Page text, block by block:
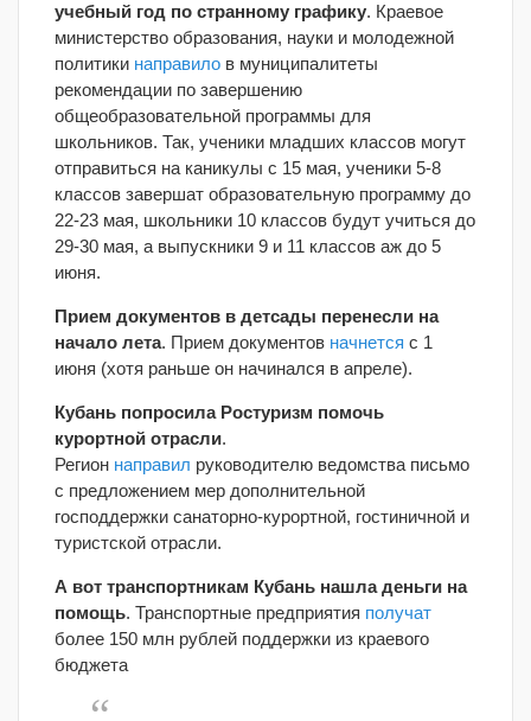
учебный год по странному графику. Краевое
министерство образования, науки и молодежной
политики направило в муниципалитеты
рекомендации по завершению
общеобразовательной программы для
школьников. Так, ученики младших классов могут
отправиться на каникулы с 15 мая, ученики 5-8
классов завершат образовательную программу до
22-23 мая, школьники 10 классов будут учиться до
29-30 мая, а выпускники 9 и 11 классов аж до 5
июня.
Прием документов в детсады перенесли на
начало лета. Прием документов начнется с 1
июня (хотя раньше он начинался в апреле).
Кубань попросила Ростуризм помочь
курортной отрасли.
Регион направил руководителю ведомства письмо
с предложением мер дополнительной
господдержки санаторно-курортной, гостиничной и
туристской отрасли.
А вот транспортникам Кубань нашла деньги на
помощь. Транспортные предприятия получат
более 150 млн рублей поддержки из краевого
бюджета